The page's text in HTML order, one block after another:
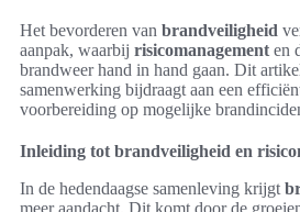
Het bevorderen van brandveiligheid
aanpak, waarbij risicomanagement en
brandweer hand in hand gaan. Dit
samenwerking bijdraagt aan een
voorbereiding op mogelijke
Inleiding tot brandveiligheid en
In de hedendaagse samenleving krijgt